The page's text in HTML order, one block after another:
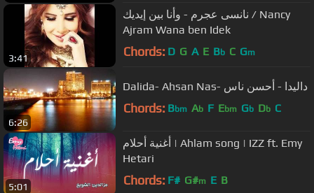
3:41
نانسى عجرم - وأنا بين إيديك / Nancy
Ajram Wana ben Idek
Chords: D G A E Bb C Gm
6:26
Dalida- Ahsan Nas- داليدا - أحسن ناس
Chords: Bbm Ab F Ebm Gb Db C
5:01
أغنية أحلام | Ahlam song | IZZ ft. Emy
Hetari
Chords: F# G#m E B